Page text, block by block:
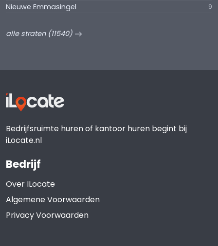
Nieuwe Emmasingel 9
alle straten (11540)
Bedrijfsruimte huren of kantoor huren begint bij
iLocate.nl
Bedrijf
Over ILocate
Algemene Voorwaarden
Privacy Voorwaarden